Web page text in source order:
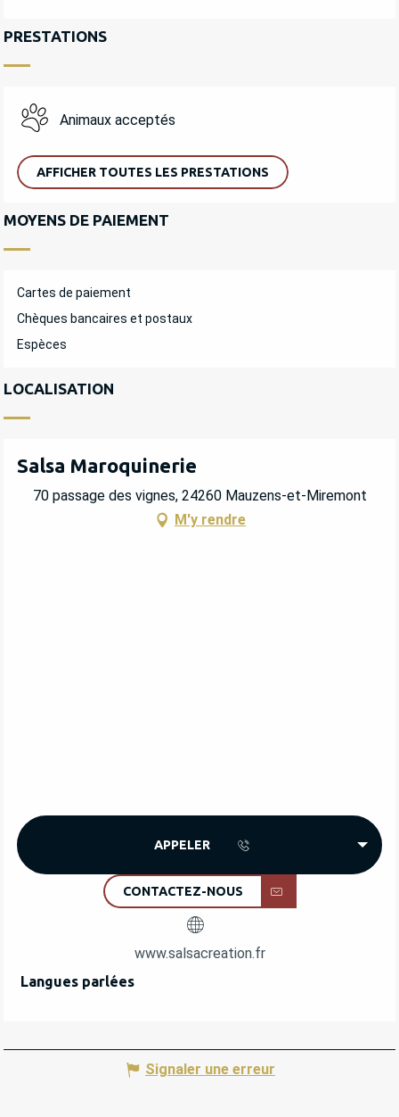
PRESTATIONS
Animaux acceptés
AFFICHER TOUTES LES PRESTATIONS
MOYENS DE PAIEMENT
Cartes de paiement
Chèques bancaires et postaux
Espèces
LOCALISATION
Salsa Maroquinerie
70 passage des vignes, 24260 Mauzens-et-Miremont
M'y rendre
APPELER
CONTACTEZ-NOUS
www.salsacreation.fr
Langues parlées
Langues parlées
Signaler une erreur